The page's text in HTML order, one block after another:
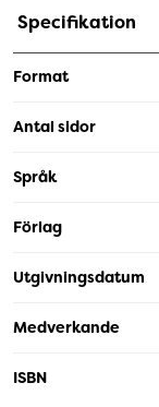
Specifikation
Format
Antal sidor
Språk
Förlag
Utgivningsdatum
Medverkande
ISBN